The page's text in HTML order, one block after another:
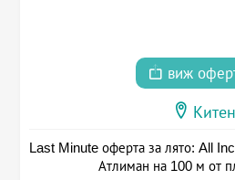
виж
Китен
Last Minute оферта за лято: All
Атлиман на 100 м от